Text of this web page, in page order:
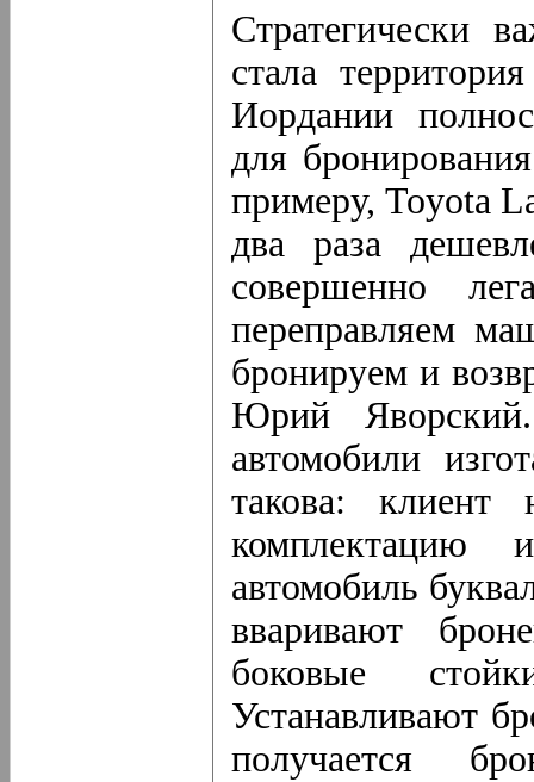
Стратегически
стала
Иордании
для
примеру, Toyota
два раза
совершенно
переправляем
бронируем и
Юрий
автомобили
такова: клиент
комплектацию
автомобиль
вваривают
боковые
Устанавливают
получается